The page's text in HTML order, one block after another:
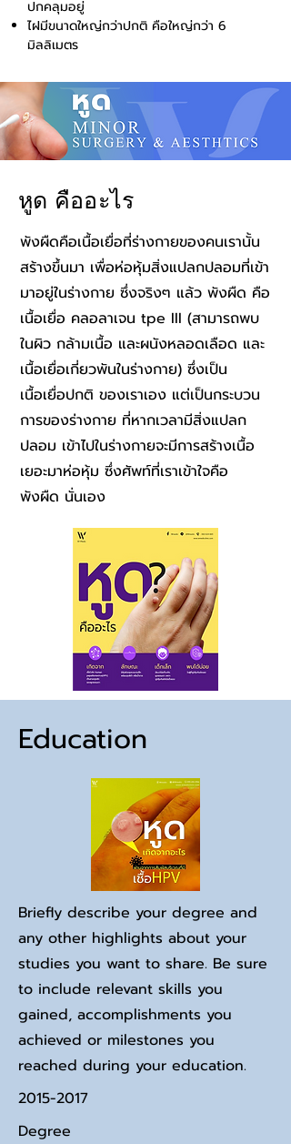
ปกคลุมอยู่
ไฝมีขนาดใหญ่กว่าปกติ คือใหญ่กว่า 6
มิลลิเมตร
หูด คืออะไร
พังผืดคือเนื้อเยื่อที่ร่างกายของคนเรานั้น
สร้างขึ้นมา เพื่อห่อหุ้มสิ่งแปลกปลอมที่เข้า
มาอยู่ในร่างกาย ซึ่งจริงๆ แล้ว พังผืด คือ
เนื้อเยื่อ คลอลาเจน tpe III (สามารถพบ
ในผิว กล้ามเนื้อ และผนังหลอดเลือด และ
เนื้อเยื่อเกี่ยวพันในร่างกาย) ซึ่งเป็น
เนื้อเยื่อปกติ ของเราเอง แต่เป็นกระบวน
การของร่างกาย ที่หากเวลามีสิ่งแปลก
ปลอม เข้าไปในร่างกายจะมีการสร้างเนื้อ
เยอะมาห่อหุ้ม ซึ่งศัพท์ที่เราเข้าใจคือ
พังผืด นั่นเอง
Education
Briefly describe your degree and
any other highlights about your
studies you want to share. Be sure
to include relevant skills you
gained, accomplishments you
achieved or milestones you
reached during your education.
2015-2017
Degree